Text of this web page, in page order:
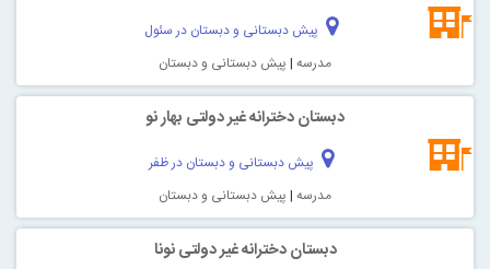
پیش دبستانی و دبستان در سئول
مدرسه | پیش دبستانی و دبستان
دبستان دخترانه غیر دولتی بهار نو
پیش دبستانی و دبستان در ظفر
مدرسه | پیش دبستانی و دبستان
دبستان دخترانه غیر دولتی نونا